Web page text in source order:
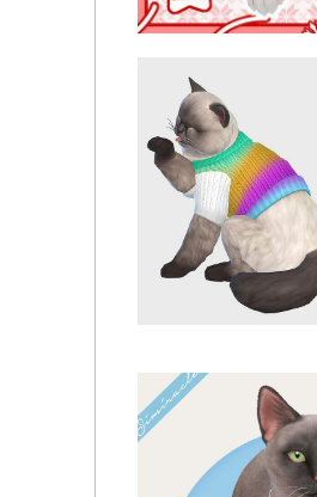
Одежда для котов